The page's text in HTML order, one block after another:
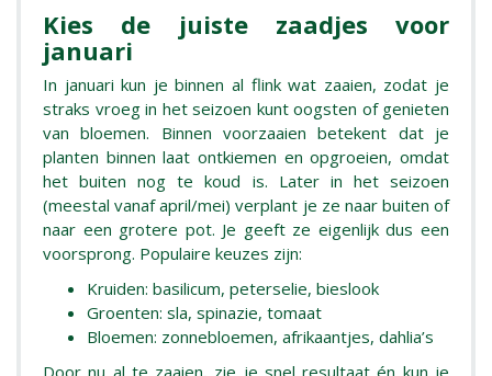
Kies de juiste zaadjes voor
januari
In januari kun je binnen al flink wat zaaien, zodat je
straks vroeg in het seizoen kunt oogsten of genieten
van bloemen. Binnen voorzaaien betekent dat je
planten binnen laat ontkiemen en opgroeien, omdat
het buiten nog te koud is. Later in het seizoen
(meestal vanaf april/mei) verplant je ze naar buiten of
naar een grotere pot. Je geeft ze eigenlijk dus een
voorsprong. Populaire keuzes zijn:
Kruiden: basilicum, peterselie, bieslook
Groenten: sla, spinazie, tomaat
Bloemen: zonnebloemen, afrikaantjes, dahlia’s
Door nu al te zaaien, zie je snel resultaat én kun je